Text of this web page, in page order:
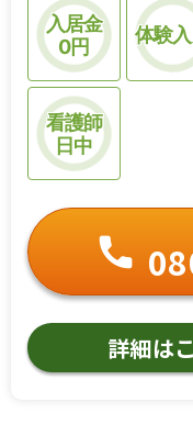
入居金
0円
体験
看護師
日中
詳細は